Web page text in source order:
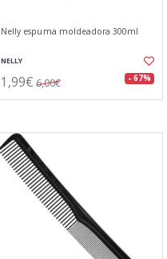
Nelly espuma moldeadora 300ml
NELLY
1,99€ 6,00€ - 67%